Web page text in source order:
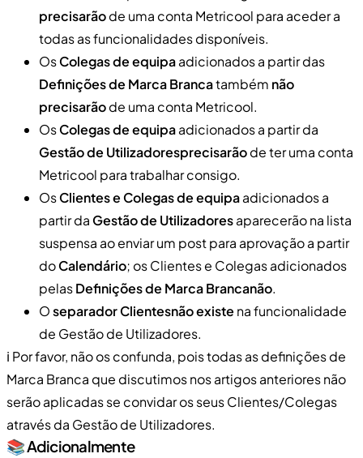
precisarãode uma conta Metricool para aceder a
todas as funcionalidades disponíveis.
OsColegas de equipaadicionados a partir das
Definições de Marca Brancatambém não
precisarãode uma conta Metricool.
OsColegas de equipaadicionados a partir da
Gestão de Utilizadoresprecisarãode ter uma conta
Metricool para trabalhar consigo.
OsClientes e Colegas de equipaadicionados a
partir da Gestão de Utilizadoresaparecerão na lista
suspensa ao enviar um post para aprovação a partir
doCalendário; os Clientes e Colegas adicionados
pelasDefinições de Marca Brancanão.
Oseparador Clientesnão existe na funcionalidade
de Gestão de Utilizadores.
ℹ️ Por favor, não os confunda, pois todas as definições de
Marca Branca que discutimos nos artigos anteriores não
serão aplicadas se convidar os seus Clientes/Colegas
através da Gestão de Utilizadores.
📚 Adicionalmente